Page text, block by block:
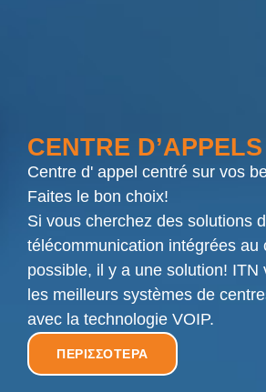
CENTRE
Centre d' appel centré sur vos
Faites le bon choix!
Si vous cherchez des solutions
télécommunication intégrées au
possible, il y a une solution! ITN
les meilleurs systèmes de
avec la technologie VOIP.
ΠΕΡΙΣΣΟΤΕΡΑ